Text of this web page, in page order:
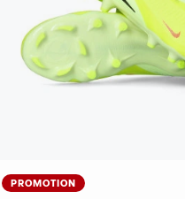
PROMOTION